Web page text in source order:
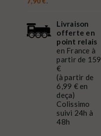
Livraison
offerte en
point relais
en France à
partir de 159
€
(à partir de
6,99 € en
deça)
Colissimo
suivi 24h à
48h